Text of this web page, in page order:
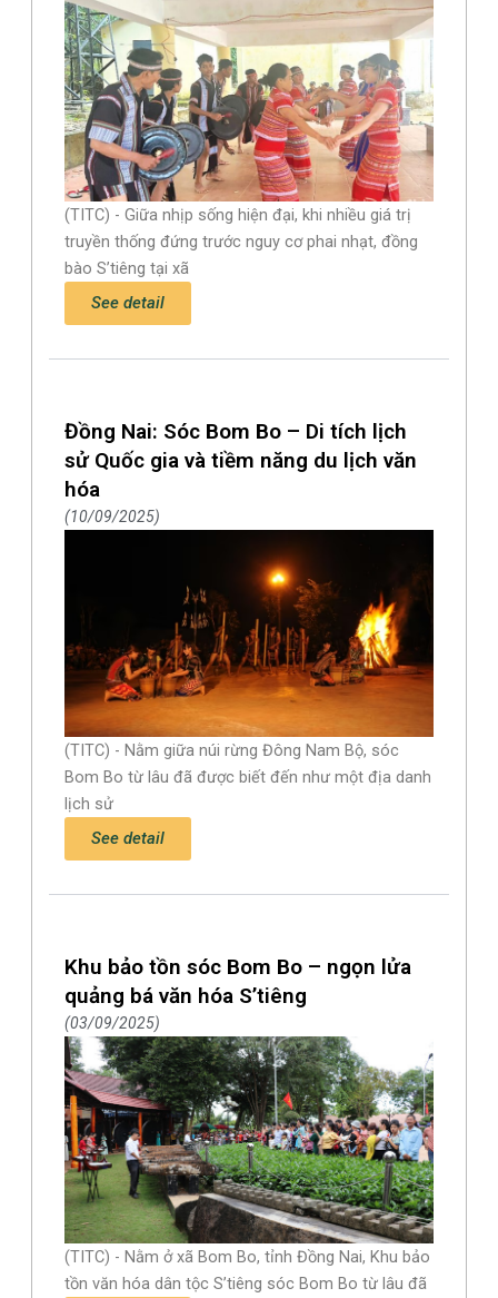
(TITC) - Giữa nhịp sống hiện đại, khi nhiều giá trị
truyền thống đứng trước nguy cơ phai nhạt, đồng
bào S’tiêng tại xã
See detail
Đồng Nai: Sóc Bom Bo – Di tích lịch
sử Quốc gia và tiềm năng du lịch văn
hóa
10/09/2025
(TITC) - Nằm giữa núi rừng Đông Nam Bộ, sóc
Bom Bo từ lâu đã được biết đến như một địa danh
lịch sử
See detail
Khu bảo tồn sóc Bom Bo – ngọn lửa
quảng bá văn hóa S’tiêng
03/09/2025
(TITC) - Nằm ở xã Bom Bo, tỉnh Đồng Nai, Khu bảo
tồn văn hóa dân tộc S’tiêng sóc Bom Bo từ lâu đã